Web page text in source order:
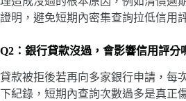
證明，避免短期內密集查詢拉低信用
Q2：銀行貸款沒過，會影響信用評分
貸款被拒後若再向多家銀行申請，每
下紀錄，短期內查詢次數過多是真正